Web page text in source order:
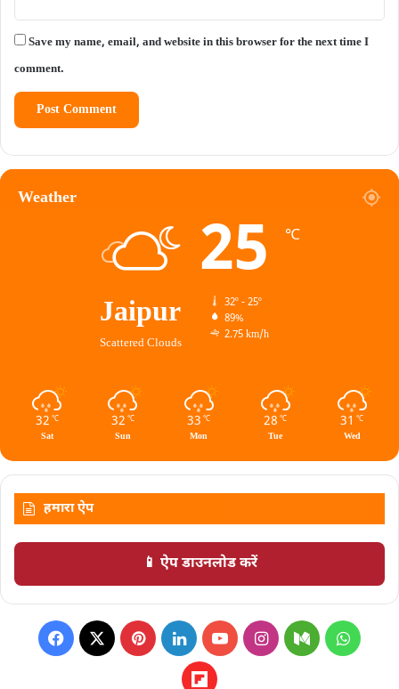
Save my name, email, and website in this browser for the next time I
comment.
Weather
Jaipur
Scattered Clouds
25 ℃
32º - 25º
89%
2.75 km/h
32 ℃
Sat
32 ℃
Sun
33 ℃
Mon
28 ℃
Tue
31 ℃
Wed
हमारा ऐप
📱 ऐप डाउनलोड करें